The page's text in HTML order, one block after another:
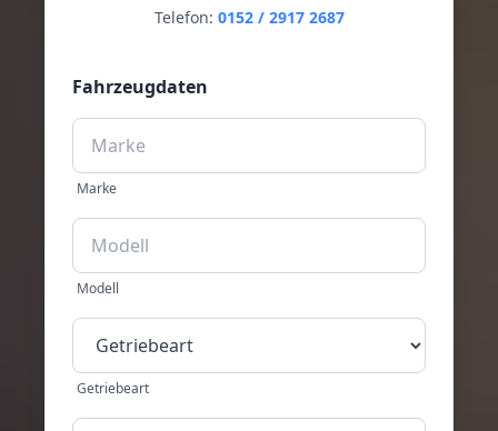
Telefon: 0152 / 2917 2687
Fahrzeugdaten
Marke
Modell
Getriebeart